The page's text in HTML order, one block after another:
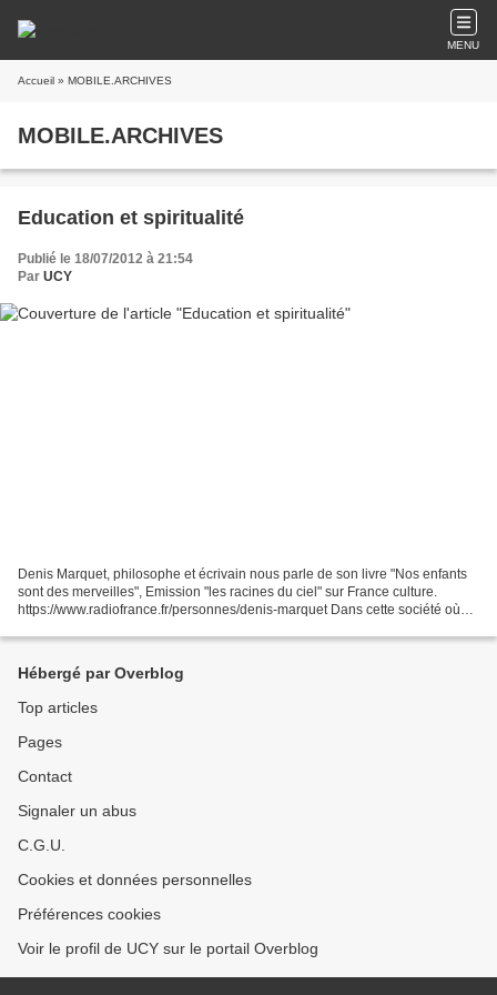
MENU
Accueil » MOBILE.ARCHIVES
MOBILE.ARCHIVES
Education et spiritualité
Publié le 18/07/2012 à 21:54
Par UCY
Denis Marquet, philosophe et écrivain nous parle de son livre "Nos enfants
sont des merveilles", Emission "les racines du ciel" sur France culture.
https://www.radiofrance.fr/personnes/denis-marquet Dans cette société où
Hébergé par Overblog
Top articles
Pages
Contact
Signaler un abus
C.G.U.
Cookies et données personnelles
Préférences cookies
Voir le profil de UCY sur le portail Overblog